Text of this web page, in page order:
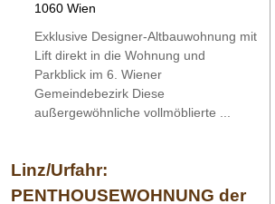
1060 Wien
Exklusive Designer-Altbauwohnung mit
Lift direkt in die Wohnung und
Parkblick im 6. Wiener
Gemeindebezirk Diese
außergewöhnliche vollmöblierte ...
Linz/Urfahr:
PENTHOUSEWOHNUNG der